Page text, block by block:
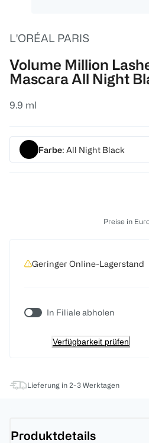
L'ORÉAL PARIS
Volume Million
Mascara All Night
9.9 ml
Farbe: All Night Black
Preise in
Geringer Online-Lagerstand
In Filiale abholen
Verfügbarkeit prüfen
Lieferung in 2-3 Werktagen
Produktdetails